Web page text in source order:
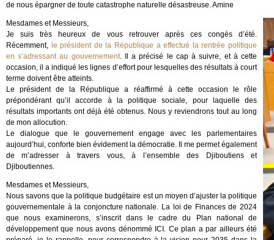
de nous épargner de toute catastrophe naturelle désastreuse. Amine
Mesdames et Messieurs,
Je suis très heureux de vous retrouver après ces congés d’été.
Récemment, le président de la République a effectué la rentrée politique
en s’adressant au gouvernement. Il a précisé le cap à suivre, et à cette
occasion, il a indiqué les lignes d’effort pour lesquelles des résultats à court
terme doivent être atteints.
Le président de la République a réaffirmé à cette occasion le rôle
prépondérant qu’il accorde à la politique sociale, pour laquelle des
résultats importants ont déjà été obtenus. Nous y reviendrons tout au long
de mon allocution.
Le dialogue que le gouvernement engage avec les parlementaires
aujourd’hui, conforte bien évidement la démocratie. Il me permet également
de m’adresser à travers vous, à l’ensemble des Djiboutiens et
Djiboutiennes.
Mesdames et Messieurs,
Nous savons que la politique budgétaire est un moyen d’ajuster la politique
gouvernementale à la conjoncture nationale. La loi de Finances de 2024
que nous examinerons, s’inscrit dans le cadre du Plan national de
développement que nous avons dénommé ICI. Ce plan a par ailleurs été